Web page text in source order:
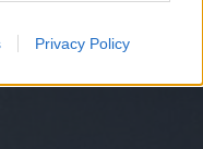
Privacy Policy